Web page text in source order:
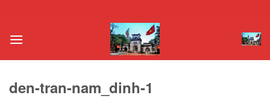
nội
den-tran-nam_dinh-1